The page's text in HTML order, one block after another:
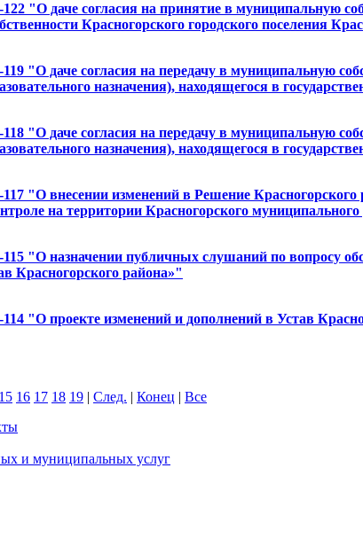
"О даче согласия на принятие в муниципальную
Красногорского городского поселения
"О даче согласия на передачу в муниципальную
назначения), находящегося в
"О даче согласия на передачу в муниципальную
назначения), находящегося в
"О внесении изменений в Решение
на территории Красногорского
"О назначении публичных слушаний по вопросу
Красногорского района»"
"О проекте изменений и дополнений в Устав
15 16 17 18 19 | След. | Конец | Все
и муниципальных услуг